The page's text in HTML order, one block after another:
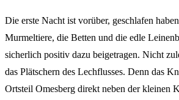
Die erste Nacht ist vorüber, geschlafen
Murmeltiere, die Betten und die edle
sicherlich positiv dazu beigetragen. Nicht
das Plätschern des Lechflusses. Denn das
Ortsteil Omesberg direkt neben der kleinen